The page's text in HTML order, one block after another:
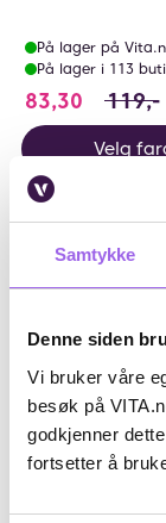
Samtykke
Denne siden
Vi bruker våre
besøk på
godkjenner
fortsetter å
På lager på
På lager i 113
83,30 83.3 i
119,-
Velg